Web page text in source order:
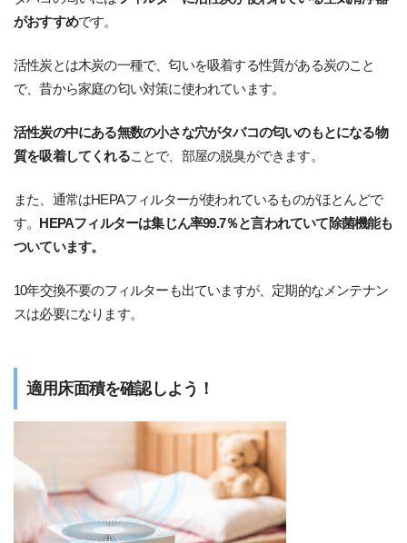
がおすすめです。
活性炭とは木炭の一種で、匂いを吸着する性質がある炭のこと
で、昔から家庭の匂い対策に使われています。
活性炭の中にある無数の小さな穴がタバコの匂いのもとになる物
質を吸着してくれることで、部屋の脱臭ができます。
また、通常はHEPAフィルターが使われているものがほとんどで
す。
HEPAフィルターは集じん率99.7％と言われていて除菌機能も
ついています。
10年交換不要のフィルターも出ていますが、定期的なメンテナン
スは必要になります。
適用床面積を確認しよう！